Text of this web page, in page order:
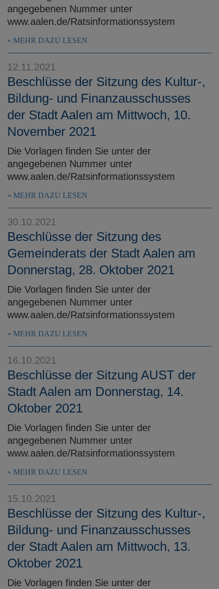
angegebenen Nummer unter
www.aalen.de/Ratsinformationssystem
MEHR DAZU LESEN
12.11.2021
Beschlüsse der Sitzung des Kultur-,
Bildung- und Finanzausschusses
der Stadt Aalen am Mittwoch, 10.
November 2021
Die Vorlagen finden Sie unter der
angegebenen Nummer unter
www.aalen.de/Ratsinformationssystem
MEHR DAZU LESEN
30.10.2021
Beschlüsse der Sitzung des
Gemeinderats der Stadt Aalen am
Donnerstag, 28. Oktober 2021
Die Vorlagen finden Sie unter der
angegebenen Nummer unter
www.aalen.de/Ratsinformationssystem
MEHR DAZU LESEN
16.10.2021
Beschlüsse der Sitzung AUST der
Stadt Aalen am Donnerstag, 14.
Oktober 2021
Die Vorlagen finden Sie unter der
angegebenen Nummer unter
www.aalen.de/Ratsinformationssystem
MEHR DAZU LESEN
15.10.2021
Beschlüsse der Sitzung des Kultur-,
Bildung- und Finanzausschusses
der Stadt Aalen am Mittwoch, 13.
Oktober 2021
Die Vorlagen finden Sie unter der